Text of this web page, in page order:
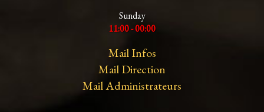
Sunday
11:00 - 00:00
Mail Infos
Mail Direction
Mail Administrateurs